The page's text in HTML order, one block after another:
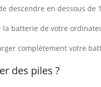
descendre en dessous de
batterie de votre
complètement votre
des piles ?